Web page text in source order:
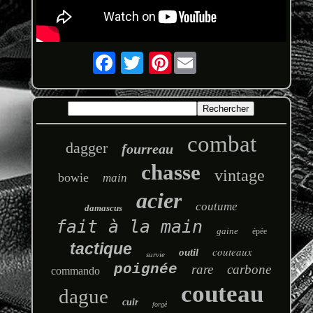
Pinterest
dagger fourreau combat
bowie main chasse vintage
damascus acier coutume
fait à la main gaine épée
tactique survie outil couteaux
commando poignée rare carbone
dague cuir forgé couteau